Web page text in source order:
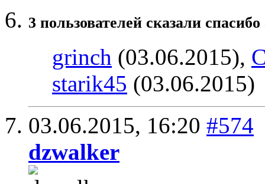
3 пользователей сказали
grinch (03.06.2015),
starik45 (03.06.2015)
03.06.2015, 16:20 #574
dzwalker